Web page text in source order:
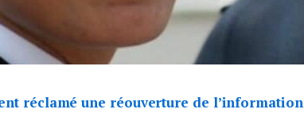
réclamé une réouverture de l’information